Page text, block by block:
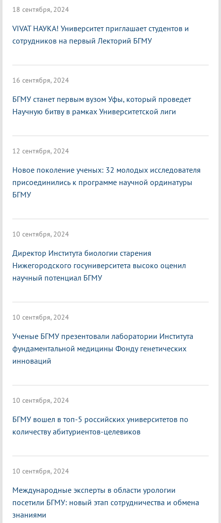
18 сентября, 2024
VIVAT НАУКА! Университет приглашает студентов и
сотрудников на первый Лекторий БГМУ
16 сентября, 2024
БГМУ станет первым вузом Уфы, который проведет
Научную битву в рамках Университетской лиги
12 сентября, 2024
Новое поколение ученых: 32 молодых исследователя
присоединились к программе научной ординатуры
БГМУ
10 сентября, 2024
Директор Института биологии старения
Нижегородского госуниверситета высоко оценил
научный потенциал БГМУ
10 сентября, 2024
Ученые БГМУ презентовали лаборатории Института
фундаментальной медицины Фонду генетических
инноваций
10 сентября, 2024
БГМУ вошел в топ-5 российских университетов по
количеству абитуриентов-целевиков
10 сентября, 2024
Международные эксперты в области урологии
посетили БГМУ: новый этап сотрудничества и обмена
знаниями